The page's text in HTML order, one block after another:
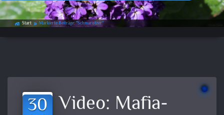
home_work Start double_arrow Markierte Beiträge: "Schmarotzer"
30 Video: Mafia-